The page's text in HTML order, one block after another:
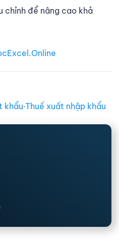
chỉnh để nâng cao khả
khẩu∙Thuế xuất nhập khẩu